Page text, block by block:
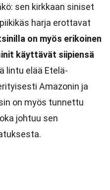
sen kirkkaan siniset
harja erottavat
on myös erikoinen
käyttävät siipiensä
lintu elää Etelä-
Amazonin ja
on myös tunnettu
johtuu sen